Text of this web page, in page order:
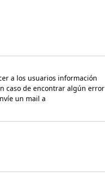
a los usuarios información
caso de encontrar algún error
un mail a